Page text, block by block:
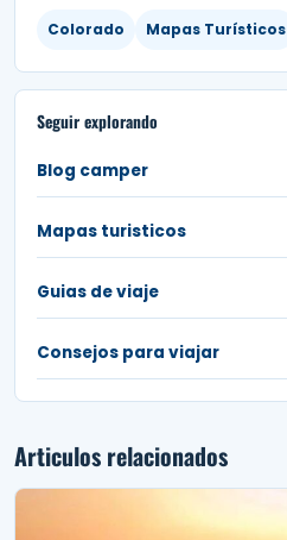
Colorado Mapas Turísticos
Seguir explorando
Blog camper
Mapas turisticos
Guias de viaje
Consejos para viajar
Articulos relacionados